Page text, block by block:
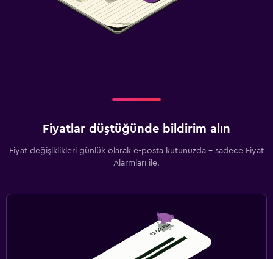
Fiyatlar düştüğünde bildirim alın
Fiyat değişiklikleri günlük olarak e-posta kutunuzda - sadece Fiyat
Alarmları ile.